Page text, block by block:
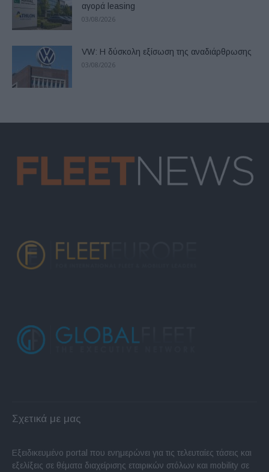
αγορά leasing
03/08/2026
VW: Η δύσκολη εξίσωση της αναδιάρθρωσης
03/08/2026
Σχετικά με μας
Εξειδικευμένο portal που ενημερώνει για τις τελευταίες τάσεις και
εξελίξεις σε θέματα διαχείρισης εταιρικών στόλων και mobility σε